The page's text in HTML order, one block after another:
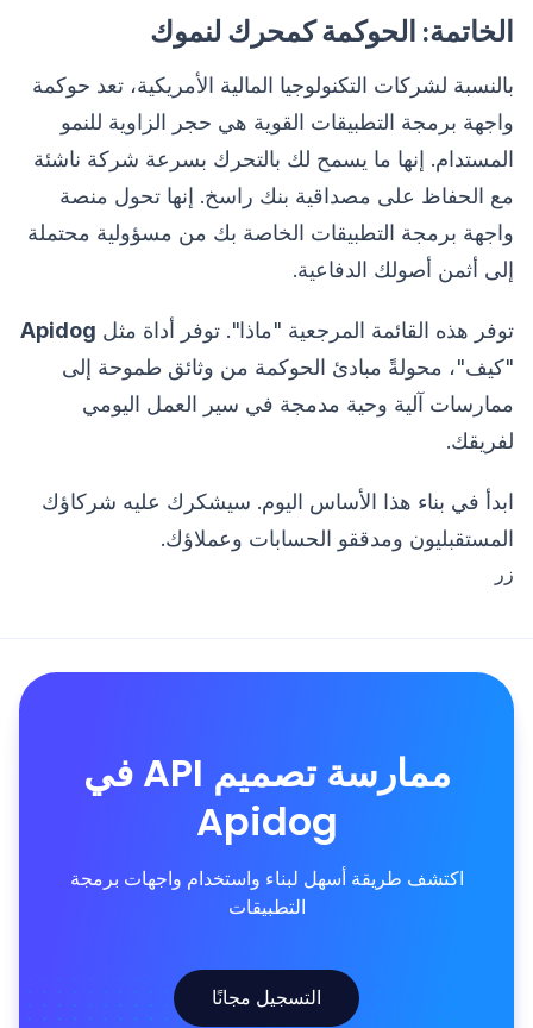
الخاتمة: الحوكمة كمحرك لنموك
بالنسبة لشركات التكنولوجيا المالية الأمريكية، تعد حوكمة
واجهة برمجة التطبيقات القوية هي حجر الزاوية للنمو
المستدام. إنها ما يسمح لك بالتحرك بسرعة شركة ناشئة
مع الحفاظ على مصداقية بنك راسخ. إنها تحول منصة
واجهة برمجة التطبيقات الخاصة بك من مسؤولية محتملة
إلى أثمن أصولك الدفاعية.
توفر هذه القائمة المرجعية "ماذا". توفر أداة مثل Apidog
"كيف"، محولةً مبادئ الحوكمة من وثائق طموحة إلى
ممارسات آلية وحية مدمجة في سير العمل اليومي
لفريقك.
ابدأ في بناء هذا الأساس اليوم. سيشكرك عليه شركاؤك
المستقبليون ومدققو الحسابات وعملاؤك.
زر
ممارسة تصميم API في
Apidog
اكتشف طريقة أسهل لبناء واستخدام واجهات برمجة
التطبيقات
التسجيل مجانًا